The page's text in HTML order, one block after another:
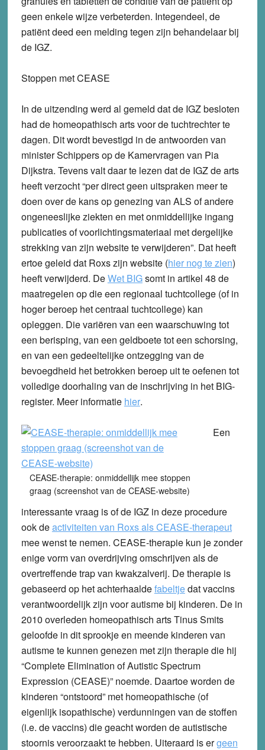
geen enkele wijze verbeterden. Integendeel, de
patiënt deed een melding tegen zijn behandelaar bij
de IGZ.
Stoppen met CEASE
In de uitzending werd al gemeld dat de IGZ besloten
had de homeopathisch arts voor de tuchtrechter te
dagen. Dit wordt bevestigd in de antwoorden van
minister Schippers op de Kamervragen van Pia
Dijkstra. Tevens valt daar te lezen dat de IGZ de arts
heeft verzocht “per direct geen uitspraken meer te
doen over de kans op genezing van ALS of andere
ongeneeslijke ziekten en met onmiddellijke ingang
publicaties of voorlichtingsmateriaal met dergelijke
strekking van zijn website te verwijderen”. Dat heeft
ertoe geleid dat Roxs zijn website (hier nog te zien)
heeft verwijderd. DeWet BIGsomt in artikel 48 de
maatregelen op die een regionaal tuchtcollege (of in
hoger beroep het centraal tuchtcollege) kan
opleggen. Die variëren van een waarschuwing tot
een berisping, van een geldboete tot een schorsing,
en van een gedeeltelijke ontzegging van de
bevoegdheid het betrokken beroep uit te oefenen tot
volledige doorhaling van de inschrijving in het BIG-
register. Meer informatie hier.
CEASE-therapie: onmiddellijk mee stoppen
graag (screenshot van de CEASE-website)
Een
interessante vraag is of de IGZ in deze procedure
ook deactiviteiten van Roxs als CEASE-therapeut
mee wenst te nemen. CEASE-therapie kun je zonder
enige vorm van overdrijving omschrijven als de
overtreffende trap van kwakzalverij. De therapie is
gebaseerd op het achterhaaldefabeltjedat vaccins
verantwoordelijk zijn voor autisme bij kinderen. De in
2010 overleden homeopathisch arts Tinus Smits
geloofde in dit sprookje en meende kinderen van
autisme te kunnen genezen met zijn therapie die hij
“Complete Elimination of Autistic Spectrum
Expression (CEASE)” noemde. Daartoe worden de
kinderen “ontstoord” met homeopathische (of
eigenlijk isopathische) verdunningen van de stoffen
(i.e. de vaccins) die geacht worden de autistische
stoornis veroorzaakt te hebben. Uiteraard is ergeen